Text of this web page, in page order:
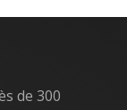
de 300